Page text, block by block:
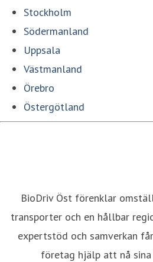
Stockholm
Södermanland
Uppsala
Västmanland
Örebro
Östergötland
BioDriv Öst förenklar
transporter och en hållbar
expertstöd och samverkan
företag hjälp att nå